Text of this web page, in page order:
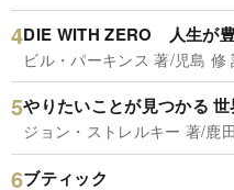
DIE WITH ZERO 人生が
ビル・パーキンス 著/児島 修
やりたいことが見つかる
ジョン・ストレルキー 著/鹿
ブティック